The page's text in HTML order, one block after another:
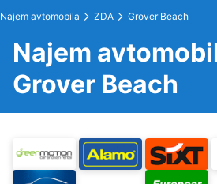
Najem avtomobila ZDA Grover Beach
Najem
Grover Beach